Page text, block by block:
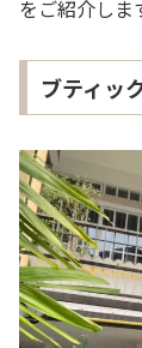
をご紹介しま
ブティッ